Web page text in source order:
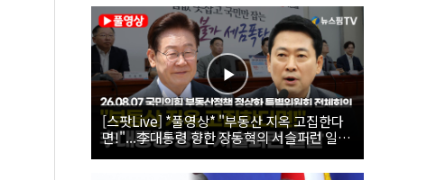
[스팟Live] *풀영상* "부동산 지옥 고집한다
면!"...李대통령 향한 장동혁의 서슬퍼런 일갈
| 26.08.07 국민의힘 부동산정책 정상화 특별
위원회 전체회의